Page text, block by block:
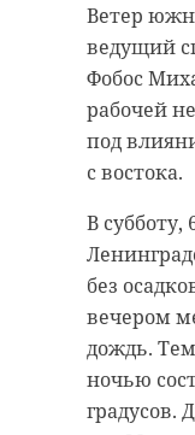
Ветер
ведущий
Фобос
рабочей
под
с востока.
В субботу,
без
вечером
дождь.
ночью
градусов.
«Если у
такой
он не
пятницу, 5
Павел
сделать
Павел
обходить
ними
пройдет
Набокова.
Напомним,
родителей
Именно
считал
родиной.
написал